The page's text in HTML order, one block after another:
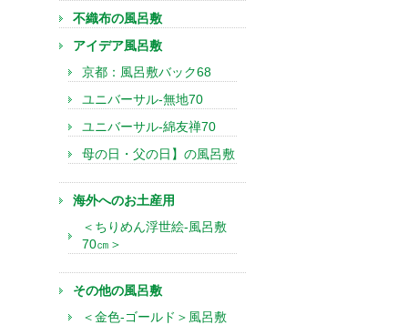
不織布の風呂敷
アイデア風呂敷
京都：風呂敷バック68
ユニバーサル-無地70
ユニバーサル-綿友禅70
母の日・父の日】の風呂敷
海外へのお土産用
＜ちりめん浮世絵-風呂敷
70㎝＞
その他の風呂敷
＜金色-ゴールド＞風呂敷